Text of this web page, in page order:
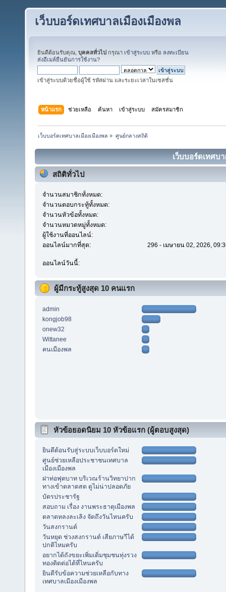
เว็บบอร์ดเทศบาลเมืองเมืองพล
ยินดีต้อนรับคุณ, บุคคลทั่วไป กรุณา เข้าสู่ระบบ หรือ ลงทะเบียน
ส่งอีเมล์ยืนยันการใช้งาน?
เข้าสู่ระบบด้วยชื่อผู้ใช้ รหัสผ่าน และระยะเวลาในเซสชั่น
หน้าแรก ช่วยเหลือ ค้นหา เข้าสู่ระบบ สมัครสมาชิก
เว็บบอร์ดเทศบาลเมืองเมืองพล » ศูนย์กลางสถิติ
เว็บบอร์ดเทศบ
สถิติทั่วไป
จำนวนสมาชิกทั้งหมด:
จำนวนตอบกระทู้ทั้งหมด:
จำนวนหัวข้อทั้งหมด:
จำนวนหมวดหมู่ทั้งหมด:
ผู้ใช้งานที่ออนไลน์:
ออนไลน์มากที่สุด:
296 - เมษายน 02, 2026,
ออนไลน์วันนี้:
ผู้มีกระทู้สูงสุด 10 คนแรก
admin
kongjob98
onew32
Wittanee
คนเมืองพล
หัวข้อยอดนิยม 10 หัวข้อแรก (ผู้ตอบสูงสุด)
ยินดีต้อนรับสู่ระบบเว็บบอร์ดใหม่
ศูนย์ช่วยเหลือประชาชนเทศบาล
เมืองเมืองพล
ฝาท่อฟุตบาท บริเวณร้านวิทยาปาก
ทางเข้าตลาดสด ดูไม่น่าปลอดภัย
บัตรประชารัฐ
สอบถาม เรื่อง งานพระธาตุเมืองพล
ตลาดหลงละเลิง จัดถึงวันไหนครับ
วันสงกรานต์
วันหยุด ช่วงสงกรานต์ เสียภาษาีได้
ปกติไหมครับ
อยากได้ถังขยะเพิ่มเติ่มชุมชนทุ่งรวง
ทองติดต่อได้ที่ไหนครับ
ยินดีรับข้อความช่วยเหลือกับทาง
เทศบาลเมืองเมืองพล